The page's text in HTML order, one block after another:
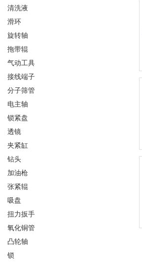
清洗液
滑环
旋转轴
拖带辊
气动工具
接线端子
分子筛管
电主轴
锁紧盘
透镜
夹紧缸
钻头
加油枪
张紧辊
吸盘
扭力扳手
氧化铜管
凸轮轴
锁